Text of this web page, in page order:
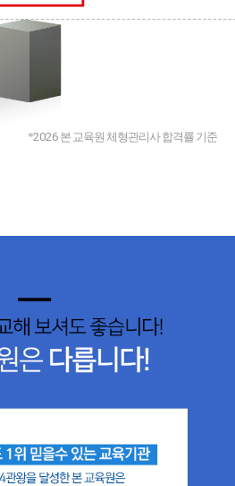
*2026 본 교육원 체형관리사 합격률 기준